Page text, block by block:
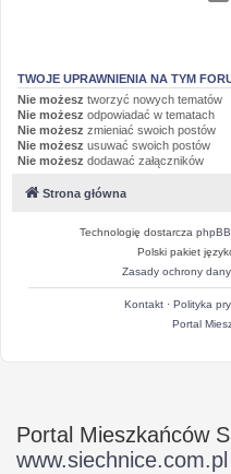
TWOJE UPRAWNIENIA NA TYM
Nie możesz tworzyć nowych tematów
Nie możesz odpowiadać w tematach
Nie możesz zmieniać swoich postów
Nie możesz usuwać swoich postów
Nie możesz dodawać załączników
Strona główna
Technologię dostarcza phpBB
Polski pakiet
Zasady ochrony
Kontakt· Polityka
Portal
Portal Mieszkańców
www.siechnice.com.pl